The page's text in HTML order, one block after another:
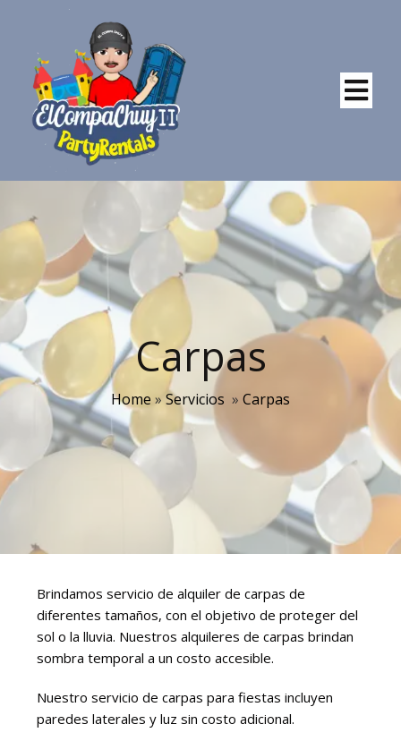
Carpas
Home » Servicios » Carpas
Brindamos servicio de alquiler de carpas de
diferentes tamaños, con el objetivo de proteger del
sol o la lluvia. Nuestros alquileres de carpas brindan
sombra temporal a un costo accesible.
Nuestro servicio de carpas para fiestas incluyen
paredes laterales y luz sin costo adicional.